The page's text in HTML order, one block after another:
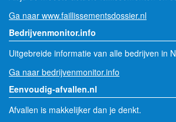
Ga naar www.faillissementsdossier.nl
Bedrijvenmonitor.info
Uitgebreide informatie van alle bedrijven in
Ga naar bedrijvenmonitor.info
Eenvoudig-afvallen.nl
Afvallen is makkelijker dan je denkt.